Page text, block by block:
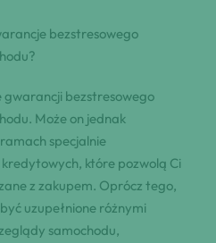
bezstresowego
gwarancji bezstresowego
Może on jednak
specjalnie
które pozwolą Ci
z zakupem. Oprócz tego,
uzupełnione różnymi
samochodu,